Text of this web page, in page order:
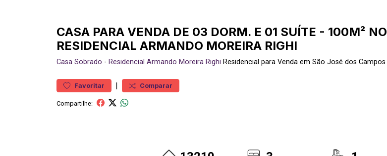
CASA PARA VENDA DE 03 DORM. E 01 SUÍTE - 100M² NO
RESIDENCIAL ARMANDO MOREIRA RIGHI
Casa Sobrado - Residencial Armando Moreira Righi Residencial para Venda em São José dos Campos
Favoritar | Comparar
Compartilhe: